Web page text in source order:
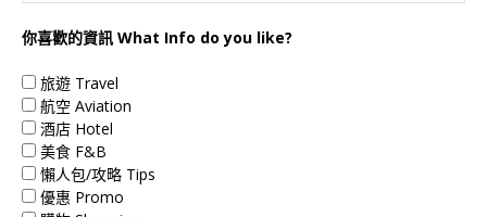
你喜歡的資訊 What Info do you like?
旅遊 Travel
航空 Aviation
酒店 Hotel
美食 F&B
懶人包/攻略 Tips
優惠 Promo